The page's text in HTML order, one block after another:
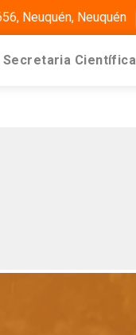
Neuquén, Neuquén
Secretaria Científica